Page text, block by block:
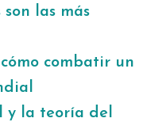
las más
combatir un
y la teoría del